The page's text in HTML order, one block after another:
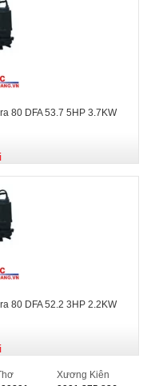
80 DFA 53.7 5HP 3.7KW
80 DFA 52.2 3HP 2.2KW
Xương Kiên